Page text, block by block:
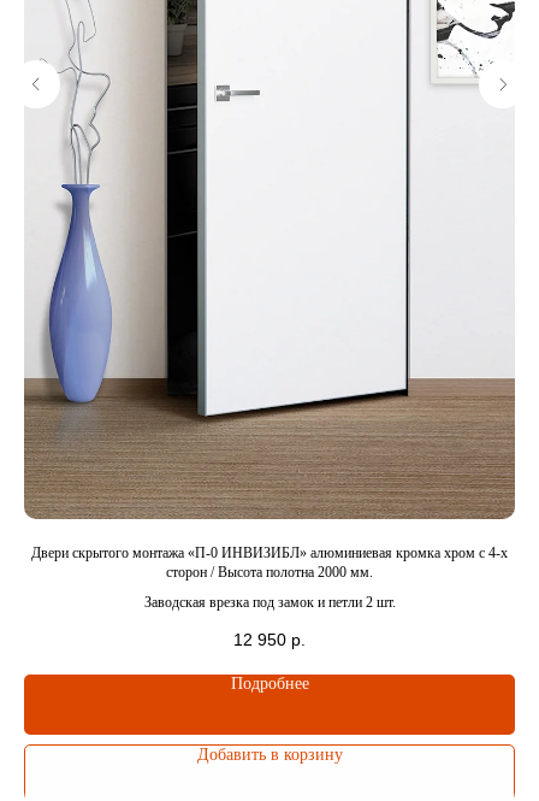
Двери скрытого монтажа «П-0 ИНВИЗИБЛ» алюминиевая кромка хром c 4-x
сторон / Высота полотна 2000 мм.
Заводская врезка под замок и петли 2 шт.
12 950 р.
Подробнее
Добавить в корзину
Проконсультирует вас
и задаст вопросы, чтобы
подобрать дверь
Получите консультацию
нашего специалиста
Ответит на все
интересующие
вопросы
Выслушает ваши идеи
и предложит варианты
Заботливый
Подберите
идеальную дверь
с менеджером